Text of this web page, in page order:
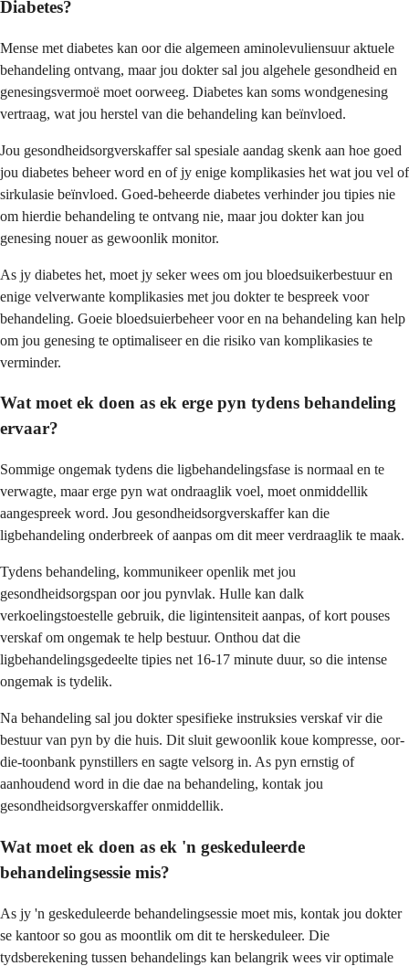
Diabetes?
Mense met diabetes kan oor die algemeen aminolevuliensuur aktuele
behandeling ontvang, maar jou dokter sal jou algehele gesondheid en
genesingsvermoë moet oorweeg. Diabetes kan soms wondgenesing
vertraag, wat jou herstel van die behandeling kan beïnvloed.
Jou gesondheidsorgverskaffer sal spesiale aandag skenk aan hoe goed
jou diabetes beheer word en of jy enige komplikasies het wat jou vel of
sirkulasie beïnvloed. Goed-beheerde diabetes verhinder jou tipies nie
om hierdie behandeling te ontvang nie, maar jou dokter kan jou
genesing nouer as gewoonlik monitor.
As jy diabetes het, moet jy seker wees om jou bloedsuikerbestuur en
enige velverwante komplikasies met jou dokter te bespreek voor
behandeling. Goeie bloedsuierbeheer voor en na behandeling kan help
om jou genesing te optimaliseer en die risiko van komplikasies te
verminder.
Wat moet ek doen as ek erge pyn tydens behandeling
ervaar?
Sommige ongemak tydens die ligbehandelingsfase is normaal en te
verwagte, maar erge pyn wat ondraaglik voel, moet onmiddellik
aangespreek word. Jou gesondheidsorgverskaffer kan die
ligbehandeling onderbreek of aanpas om dit meer verdraaglik te maak.
Tydens behandeling, kommunikeer openlik met jou
gesondheidsorgspan oor jou pynvlak. Hulle kan dalk
verkoelingstoestelle gebruik, die ligintensiteit aanpas, of kort pouses
verskaf om ongemak te help bestuur. Onthou dat die
ligbehandelingsgedeelte tipies net 16-17 minute duur, so die intense
ongemak is tydelik.
Na behandeling sal jou dokter spesifieke instruksies verskaf vir die
bestuur van pyn by die huis. Dit sluit gewoonlik koue kompresse, oor-
die-toonbank pynstillers en sagte velsorg in. As pyn ernstig of
aanhoudend word in die dae na behandeling, kontak jou
gesondheidsorgverskaffer onmiddellik.
Wat moet ek doen as ek 'n geskeduleerde
behandelingsessie mis?
As jy 'n geskeduleerde behandelingsessie moet mis, kontak jou dokter
se kantoor so gou as moontlik om dit te herskeduleer. Die
tydsberekening tussen behandelings kan belangrik wees vir optimale